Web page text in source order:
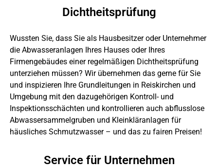
Dichtheitsprüfung
Wussten Sie, dass Sie als Hausbesitzer oder Unternehmer
die Abwasseranlagen Ihres Hauses oder Ihres
Firmengebäudes einer regelmäßigen Dichtheitsprüfung
unterziehen müssen? Wir übernehmen das gerne für Sie
und inspizieren Ihre Grundleitungen in Reiskirchen und
Umgebung mit den dazugehörigen Kontroll- und
Inspektionsschächten und kontrollieren auch abflusslose
Abwassersammelgruben und Kleinkläranlagen für
häusliches Schmutzwasser – und das zu fairen Preisen!
Service für Unternehmen